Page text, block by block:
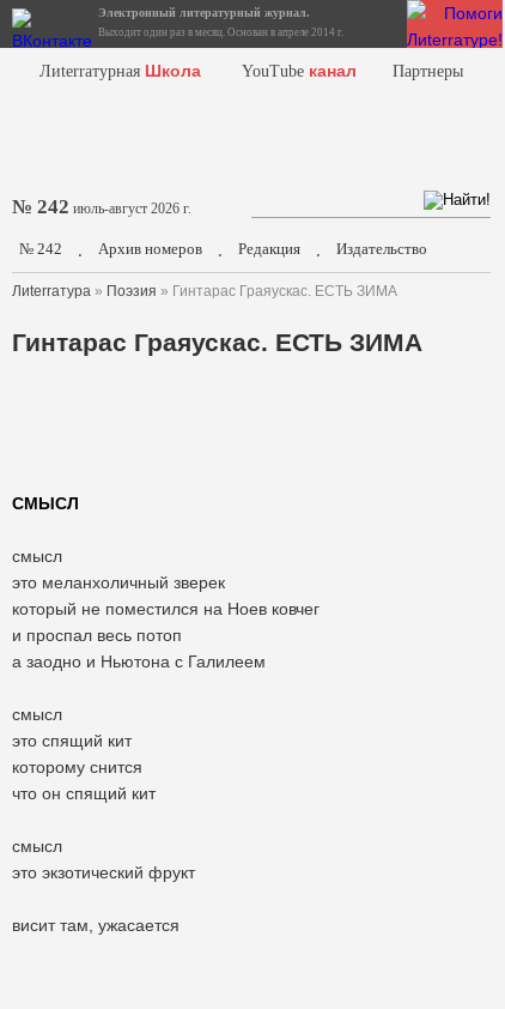
Электронный литературный журнал.
Выходит один раз в месяц. Основан в апреле 2014 г.
Лиterraтурная Школа YouTube канал Партнеры
№ 242 июль-август 2026 г.
№ 242 . Архив номеров . Редакция . Издательство
Лиterraтура » Поэзия » Гинтарас Граяускас. ЕСТЬ ЗИМА
Гинтарас Граяускас. ЕСТЬ ЗИМА
СМЫСЛ
смысл
это меланхоличный зверек
который не поместился на Ноев ковчег
и проспал весь потоп
а заодно и Ньютона с Галилеем
смысл
это спящий кит
которому снится
что он спящий кит
смысл
это экзотический фрукт
висит там, ужасается